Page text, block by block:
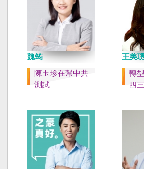
魏筠
陳玉珍在幫中共
測試
王美
轉
四三